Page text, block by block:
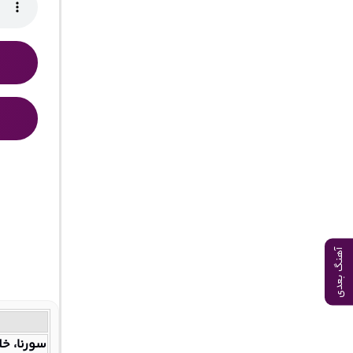
آهنگ بعدی
سورنا،